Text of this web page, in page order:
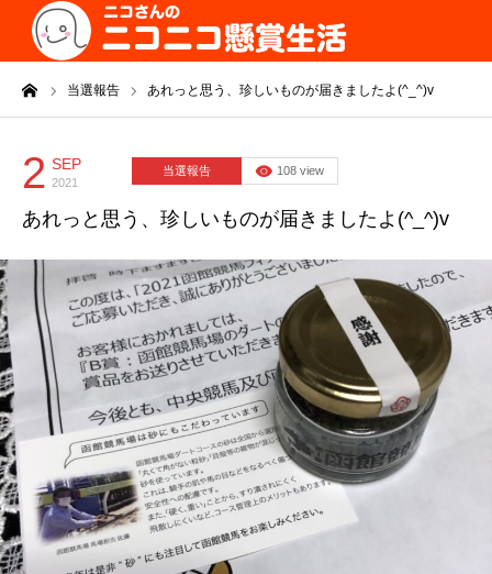
当選報告 あれっと思う、珍しいものが届きましたよ(^_^)v
2 SEP
2021
当選報告 108 view
あれっと思う、珍しいものが届きましたよ(^_^)v